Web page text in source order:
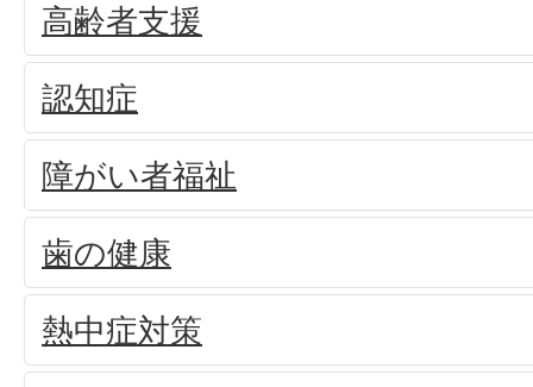
高齢者支援
認知症
障がい者福祉
歯の健康
熱中症対策